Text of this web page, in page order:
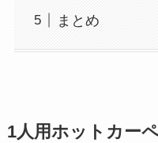
まとめ
1人用ホットカー